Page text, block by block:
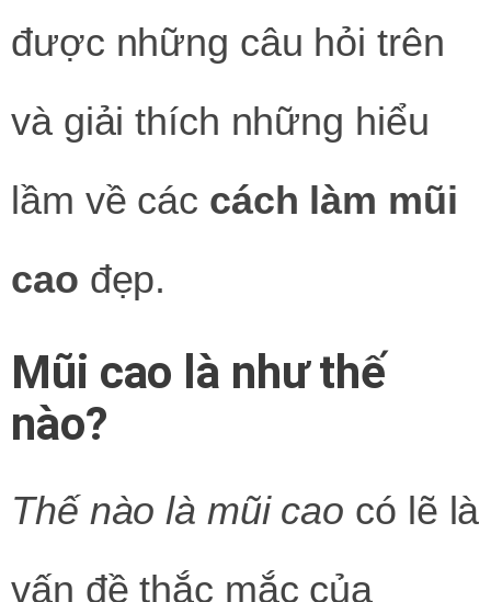
được những câu hỏi trên
và giải thích những hiểu
lầm về các cách làm mũi
cao đẹp.
Mũi cao là như thế
nào?
Thế nào là mũi cao có lẽ là
vấn đề thắc mắc của